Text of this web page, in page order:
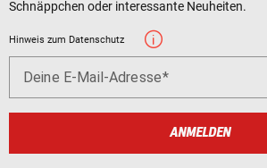
Schnäppchen oder interessante Neuheiten.
Hinweis zum Datenschutz
Deine E-Mail-Adresse
ANMELDEN